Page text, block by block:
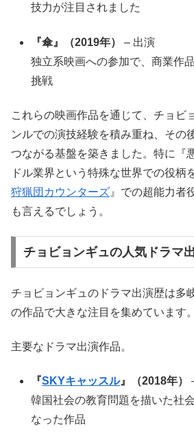
技力が注目されました
『傘』（2019年）
– 出演
独立系映画への参加で、商業作
挑戦
これらの映画作品を通じて、チョビ
ンルでの演技経験を積み重ね、その
つながる基盤を築きました。特に『
ドル業界という特殊な世界での役柄
狩猟団カウンターズ 』での超能力者
も言えるでしょう。
チョビョンギュの人気ドラマ
チョビョンギュのドラマ出演歴は多
の作品で大きな注目を集めています。
主要なドラマ出演作品。
『SKYキャッスル』（2018年）
韓国社会の教育問題を描いた社
なった作品